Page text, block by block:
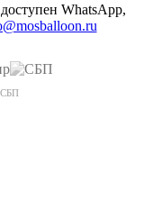
WhatsApp,
СБП